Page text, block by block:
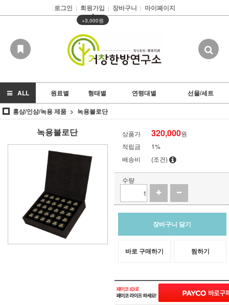
로그인 | 회원가입 |
▲
+3,000원
장바구니 | 마이페이지
ALL 원료별 형태별 연령대별
선물/세트
홍삼/인삼/녹용 제품
녹용불로단
녹용불로단 상품가 320,000원
적립금
1%
배송비
(조건)
수량
장바구니 담기
바로 구매하기 찜하기